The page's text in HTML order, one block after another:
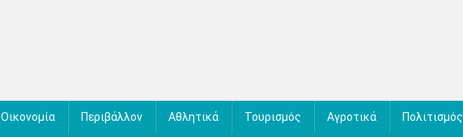
Οικονομία Περιβάλλον Αθλητικά Τουρισμός Αγροτικά Πολιτισμός